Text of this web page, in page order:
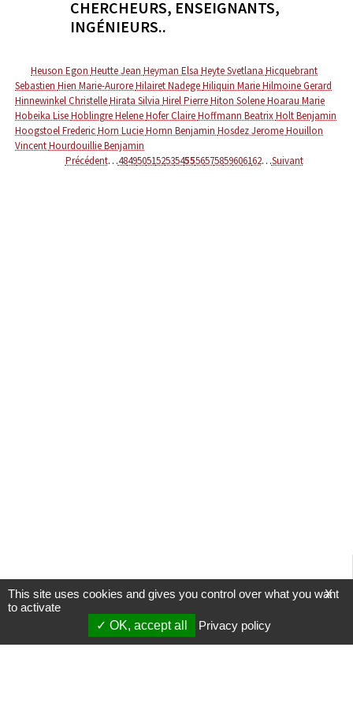
CHERCHEURS, ENSEIGNANTS,
INGÉNIEURS..
Heuson Egon Heutte Jean Heyman Elsa Heyte Svetlana Hicquebrant
Sebastien Hien Marie-AuroreHilairet NadegeHiliquin MarieHilmoine Gerard
Hinnewinkel ChristelleHirata Silvia Hirel PierreHiton SoleneHoarau Marie
Hobeika LiseHoblingre HeleneHofer ClaireHoffmann BeatrixHolt Benjamin
Hoogstoel FredericHorn LucieHornn Benjamin Hosdez JeromeHouillon
VincentHourdouillie Benjamin
Précédent…484950515253545556575859606162…Suivant
X
This site uses cookies and gives you control over what you want
to activate
OK, accept all
Privacy policy